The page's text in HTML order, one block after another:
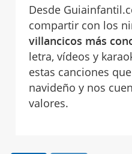
Desde
compartir con los
villancicos más
letra, vídeos y
estas canciones
navideño y nos
valores.